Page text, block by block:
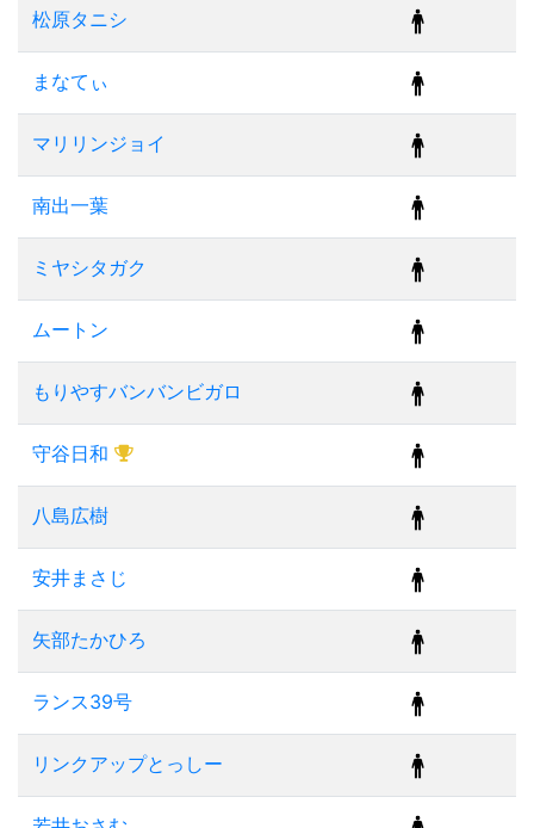
松原タニシ
まなてぃ
マリリンジョイ
南出一葉
ミヤシタガク
ムートン
もりやすバンバンビガロ
守谷日和
八島広樹
安井まさじ
矢部たかひろ
ランス39号
リンクアップとっしー